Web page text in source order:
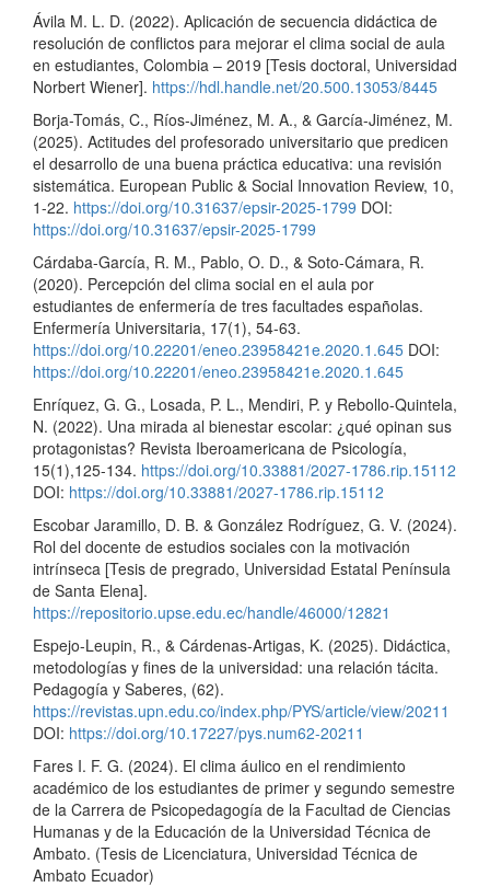
Ávila M. L. D. (2022). Aplicación de secuencia didáctica de
resolución de conflictos para mejorar el clima social de aula
en estudiantes, Colombia – 2019 [Tesis doctoral, Universidad
Norbert Wiener]. https://hdl.handle.net/20.500.13053/8445
Borja-Tomás, C., Ríos-Jiménez, M. A., & García-Jiménez, M.
(2025). Actitudes del profesorado universitario que predicen
el desarrollo de una buena práctica educativa: una revisión
sistemática. European Public & Social Innovation Review, 10,
1-22. https://doi.org/10.31637/epsir-2025-1799 DOI:
https://doi.org/10.31637/epsir-2025-1799
Cárdaba-García, R. M., Pablo, O. D., & Soto-Cámara, R.
(2020). Percepción del clima social en el aula por
estudiantes de enfermería de tres facultades españolas.
Enfermería Universitaria, 17(1), 54-63.
https://doi.org/10.22201/eneo.23958421e.2020.1.645 DOI:
https://doi.org/10.22201/eneo.23958421e.2020.1.645
Enríquez, G. G., Losada, P. L., Mendiri, P. y Rebollo-Quintela,
N. (2022). Una mirada al bienestar escolar: ¿qué opinan sus
protagonistas? Revista Iberoamericana de Psicología,
15(1),125-134. https://doi.org/10.33881/2027-1786.rip.15112
DOI: https://doi.org/10.33881/2027-1786.rip.15112
Escobar Jaramillo, D. B. & González Rodríguez, G. V. (2024).
Rol del docente de estudios sociales con la motivación
intrínseca [Tesis de pregrado, Universidad Estatal Península
de Santa Elena].
https://repositorio.upse.edu.ec/handle/46000/12821
Espejo-Leupin, R., & Cárdenas-Artigas, K. (2025). Didáctica,
metodologías y fines de la universidad: una relación tácita.
Pedagogía y Saberes, (62).
https://revistas.upn.edu.co/index.php/PYS/article/view/20211
DOI: https://doi.org/10.17227/pys.num62-20211
Fares I. F. G. (2024). El clima áulico en el rendimiento
académico de los estudiantes de primer y segundo semestre
de la Carrera de Psicopedagogía de la Facultad de Ciencias
Humanas y de la Educación de la Universidad Técnica de
Ambato. (Tesis de Licenciatura, Universidad Técnica de
Ambato Ecuador)